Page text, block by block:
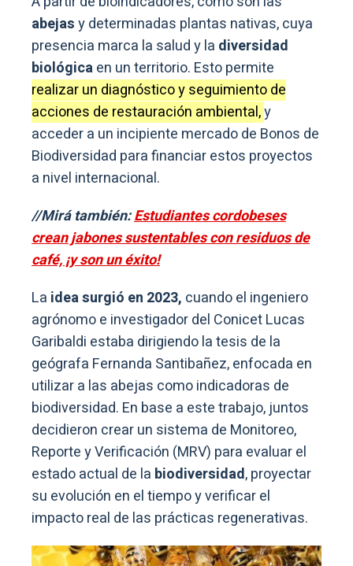
abejasy determinadas plantas nativas, cuya
presencia marca la salud y la diversidad
biológicaen un territorio. Esto permite
realizar un diagnóstico y seguimiento de
acciones de restauración ambiental,y
acceder a un incipiente mercado de Bonos de
Biodiversidad para financiar estos proyectos
a nivel internacional.
//Mirá también:Estudiantes cordobeses
crean jabones sustentables con residuos de
café, ¡y son un éxito!
La idea surgió en 2023, cuando el ingeniero
agrónomo e investigador del Conicet Lucas
Garibaldi estaba dirigiendo la tesis de la
geógrafa Fernanda Santibañez, enfocada en
utilizar a las abejas como indicadoras de
biodiversidad. En base a este trabajo, juntos
decidieron crear un sistema de Monitoreo,
Reporte y Verificación (MRV) para evaluar el
estado actual de la biodiversidad, proyectar
su evolución en el tiempo y verificar el
impacto real de las prácticas regenerativas.